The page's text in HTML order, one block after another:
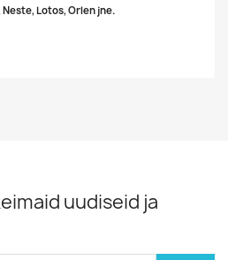
Neste, Lotos, Orlen jne.
uudiseid ja